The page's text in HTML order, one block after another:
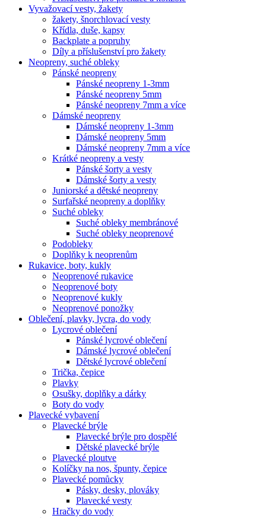
Vyvažovací vesty, žakety
žakety, šnorchlovací vesty
Křídla, duše, kapsy
Backplate a popruhy
Díly a příslušenství pro žakety
Neopreny, suché obleky
Pánské neopreny
Pánské neopreny 1-3mm
Pánské neopreny 5mm
Pánské neopreny 7mm a více
Dámské neopreny
Dámské neopreny 1-3mm
Dámské neopreny 5mm
Dámské neopreny 7mm a více
Krátké neopreny a vesty
Pánské šorty a vesty
Dámské šorty a vesty
Juniorské a dětské neopreny
Surfařské neopreny a doplňky
Suché obleky
Suché obleky membránové
Suché obleky neoprenové
Podobleky
Doplňky k neoprenům
Rukavice, boty, kukly
Neoprenové rukavice
Neoprenové boty
Neoprenové kukly
Neoprenové ponožky
Oblečení, plavky, lycra, do vody
Lycrové oblečení
Pánské lycrové oblečení
Dámské lycrové oblečení
Dětské lycrové oblečení
Trička, čepice
Plavky
Osušky, doplňky a dárky
Boty do vody
Plavecké vybavení
Plavecké brýle
Plavecké brýle pro dospělé
Dětské plavecké brýle
Plavecké ploutve
Kolíčky na nos, špunty, čepice
Plavecké pomůcky
Pásky, desky, plováky
Plavecké vesty
Hračky do vody